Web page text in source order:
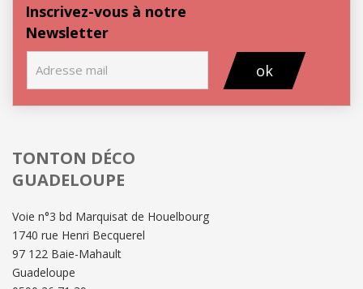
Inscrivez-vous à notre
Newsletter
ok
TONTON DÉCO
GUADELOUPE
Voie n°3 bd Marquisat de Houelbourg
1740 rue Henri Becquerel
97 122 Baie-Mahault
Guadeloupe